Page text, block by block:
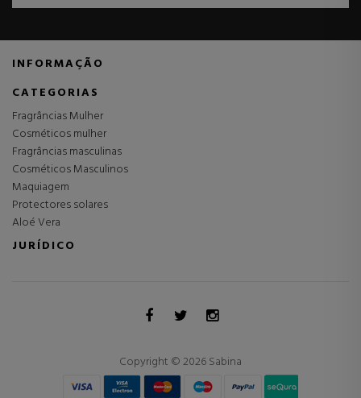
INFORMAÇÃO
CATEGORIAS
Fragrâncias Mulher
Cosméticos mulher
Fragrâncias masculinas
Cosméticos Masculinos
Maquiagem
Protectores solares
Aloé Vera
JURÍDICO
Copyright © 2026 Sabina